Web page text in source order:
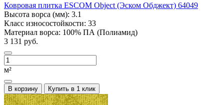
Ковровая плитка ESCOM Object (Эском Обджект) 64049
Высота ворса (мм): 3.1
Класс износостойкости: 33
Материал ворса: 100% ПА (Полиамид)
3 131 руб.
м²
В корзину Купить в 1 клик